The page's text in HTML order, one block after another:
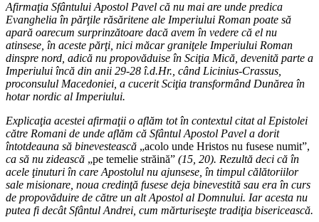
Afirmaţia Sfântului Apostol Pavel că nu mai are unde predica
Evanghelia în părţile răsăritene ale Imperiului Roman poate să
apară oarecum surprinzătoare dacă avem în vedere că el nu
atinsese, în aceste părţi, nici măcar graniţele Imperiului Roman
dinspre nord, adică nu propovăduise în Sciţia Mică, devenită parte a
Imperiului încă din anii 29-28 î.d.Hr., când Licinius-Crassus,
proconsulul Macedoniei, a cucerit Sciţia transformând Dunărea în
hotar nordic al Imperiului.
Explicaţia acestei afirmaţii o aflăm tot în contextul citat al Epistolei
către Romani de unde aflăm că Sfântul Apostol Pavel a dorit
întotdeauna să binevestească „acolo unde Hristos nu fusese numit”,
ca să nu zidească „pe temelie străină” (15, 20). Rezultă deci că în
acele ţinuturi în care Apostolul nu ajunsese, în timpul călătoriilor
sale misionare, noua credinţă fusese deja binevestită sau era în curs
de propovăduire de către un alt Apostol al Domnului. Iar acesta nu
putea fi decât Sfântul Andrei, cum mărturiseşte tradiţia bisericească.